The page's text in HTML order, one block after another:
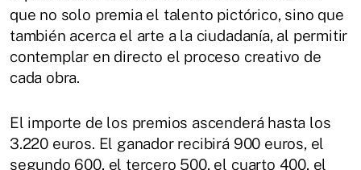
que no solo premia el talento pictórico, sino que
también acerca el arte a la ciudadanía, al permitir
contemplar en directo el proceso creativo de
cada obra.
El importe de los premios ascenderá hasta los
3.220 euros. El ganador recibirá 900 euros, el
segundo 600, el tercero 500, el cuarto 400, el